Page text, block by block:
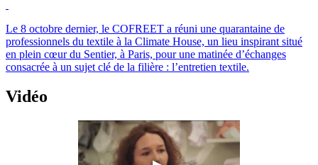
Le 8 octobre dernier, le COFREET a réuni une quarantaine de
professionnels du textile à la Climate House, un lieu inspirant situé
en plein cœur du Sentier, à Paris, pour une matinée d’échanges
consacrée à un sujet clé de la filière : l’entretien textile.
Vidéo